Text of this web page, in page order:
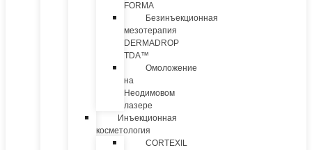
FORMA
Безинъекционная
мезотерапия
DERMADROP
TDA™
Омоложение
на
Неодимовом
лазере
Инъекционная
косметология
CORTEXIL